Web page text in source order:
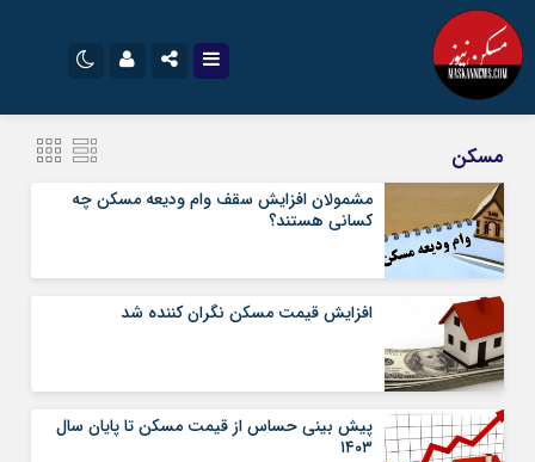
سروش
ایتا
آپارات
رمز عبور
مرا به خاطر بسپار
مسکن
مشمولان افزایش سقف وام ودیعه مسکن چه
کسانی هستند؟
افزایش قیمت مسکن نگران کننده شد
پیش بینی حساس از قیمت مسکن تا پایان سال
۱۴۰۳